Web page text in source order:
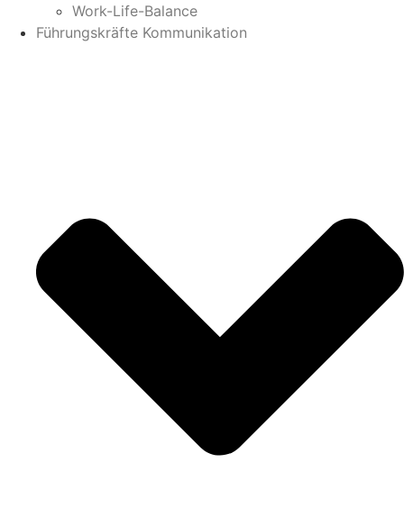
Work-Life-Balance
Führungskräfte Kommunikation